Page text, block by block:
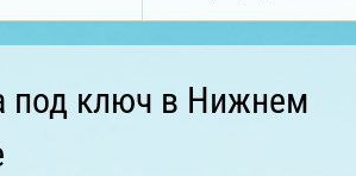
под ключ в Нижнем